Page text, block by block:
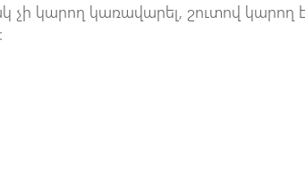
չի կարող կառավարել, շուտով կարող